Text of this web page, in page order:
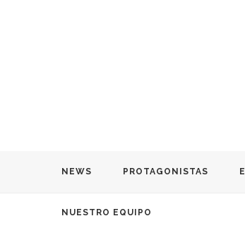
NEWS PROTAGONISTAS
NUESTRO EQUIPO